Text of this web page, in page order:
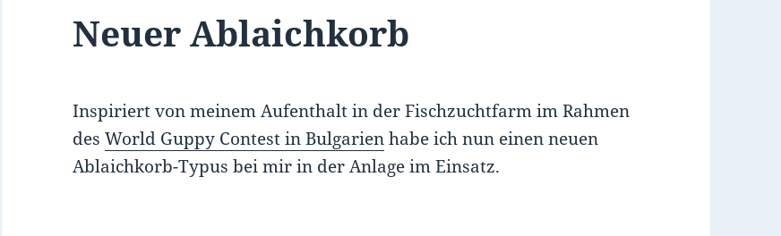
Neuer Ablaichkorb
Inspiriert von meinem Aufenthalt in der Fischzuchtfarm im Rahmen
desWorld Guppy Contest in Bulgarienhabe ich nun einen neuen
Ablaichkorb-Typus bei mir in der Anlage im Einsatz.